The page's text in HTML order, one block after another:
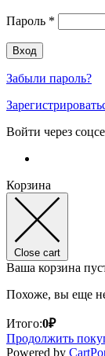
Пароль *
Забыли пароль?
Войти через
Корзина
Close cart
Ваша корзина
Похоже, вы еще
Итого:0₽
Продолжить
Powered by